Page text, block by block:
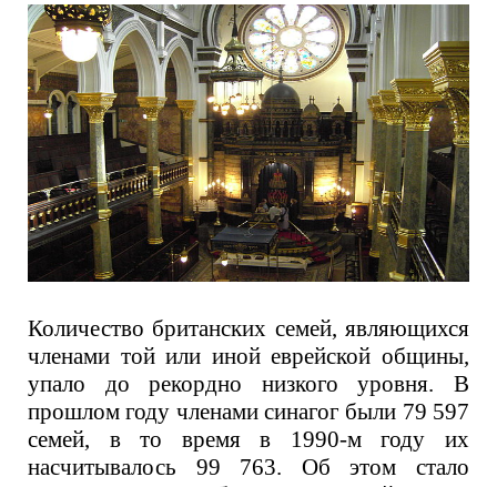
Количество британских семей, являющихся
членами той или иной еврейской общины,
упало до рекордно низкого уровня. В
прошлом году членами синагог были 79 597
семей, в то время в 1990-м году их
насчитывалось 99 763. Об этом стало